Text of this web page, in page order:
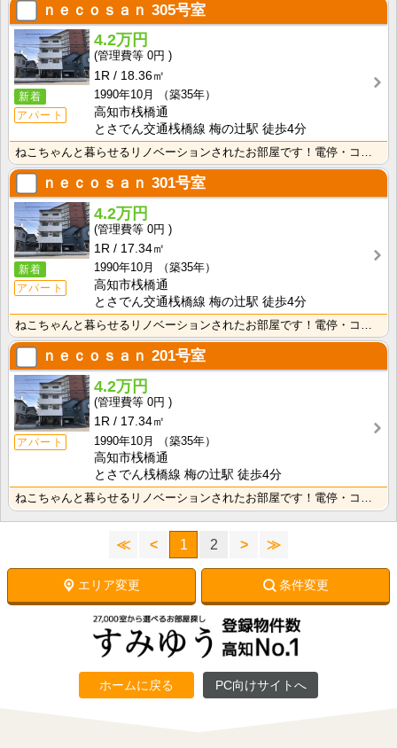
ｎｅｃｏｓａｎ 305号室
新着
アパート
4.2万円
0円
1R
18.36㎡
1990年10月
（築35年）
高知市桟橋通
とさでん交通桟橋線 梅の辻駅 徒歩4分
ｎｅｃｏｓａｎ 301号室
新着
アパート
4.2万円
0円
1R
17.34㎡
1990年10月
（築35年）
高知市桟橋通
とさでん交通桟橋線 梅の辻駅 徒歩4分
ねこちゃんと暮らせるリノベーションされたお部屋です！電停・コンビニ徒歩圏内で生活に便利な立地です！
ｎｅｃｏｓａｎ 201号室
アパート
4.2万円
0円
1R
17.34㎡
1990年10月
（築35年）
高知市桟橋通
とさでん桟橋線 梅の辻駅 徒歩4分
ねこちゃんと暮らせるリノベーションされたお部屋です！電停・コンビニ徒歩圏内で生活に便利な立地です！
≪ < 1 2 > ≫
エリア変更 条件変更
ホームに戻る PC向けサイトへ